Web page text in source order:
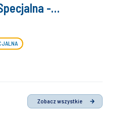
-
Zobacz wszystkie